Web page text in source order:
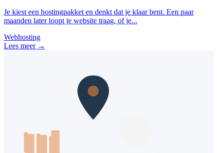
Je kiest een hostingpakket en denkt dat je klaar bent. Een paar
maanden later loopt je website traag, of je...
Webhosting
Lees meer →